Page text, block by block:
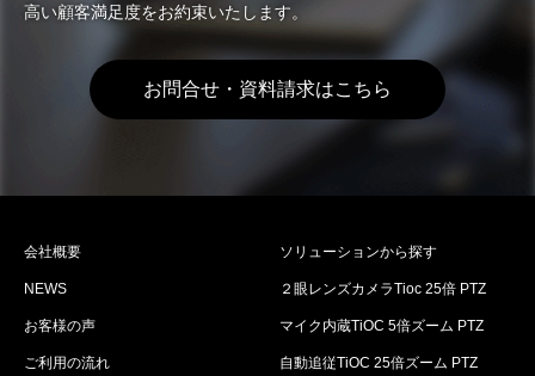
高い顧客満足度をお約束いたします。
お問合せ・資料請求はこちら
会社概要
NEWS
お客様の声
ご利用の流れ
ソリューションから探す
２眼レンズカメラTioc 25倍 PTZ
マイク内蔵TiOC 5倍ズーム PTZ
自動追従TiOC 25倍ズーム PTZ